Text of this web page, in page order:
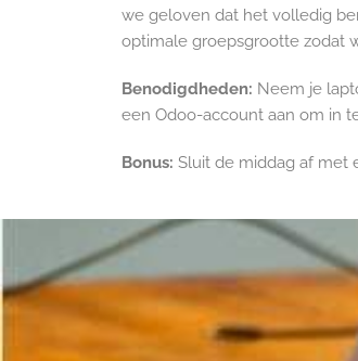
we geloven dat het volledig
optimale groepsgrootte zodat
Benodigdheden: Neem je
een Odoo-account aan om in
Bonus: Sluit de middag af met